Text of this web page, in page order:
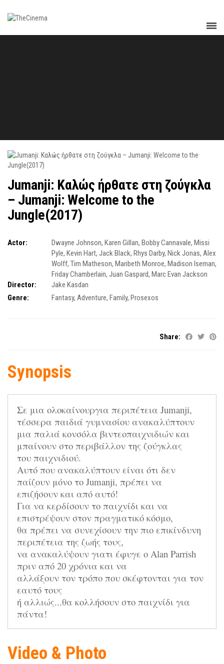
Jumanji: Καλώς ήρθατε στη ζούγκλα
– Jumanji: Welcome to the
Jungle(2017)
Actor: Dwayne Johnson, Karen Gillan, Bobby Cannavale, Missi
Pyle, Kevin Hart, Jack Black, Rhys Darby, Nick Jonas, Alex
Wolff, Tim Matheson, Maribeth Monroe, Madison Iseman,
Friday Chamberlain, Juan Gaspard, Marc Evan Jackson
Director:
Jake Kasdan
Genre:
Fantasy, Adventure, Family, Prosexos
Share:
Synopsis
Σε μια ολοκαίνουργια περιπέτεια Jumanji,
τέσσερα παιδιά γυμνασίου ανακαλύπτουν
μια παλιά κονσόλα βιντεοπαιχνιδιών και
μπαίνουν στο περιβάλλον της ζούγκλας
του παιχνιδιού.
Αυτό που ανακαλύπτουν είναι ότι δεν
παίζουν μόνο το Jumanji, πρέπει να
επιζήσουν και από αυτό!
Για να κερδίσουν το παιχνίδι και να
επιστρέψουν στον πραγματικό κόσμο,
θα πρέπει να συνεχίσουν την πιο επικίνδυνη
περιπέτεια της ζωής τους,
να ανακαλύψουν γιατι έφυγε ο Alan Parrish
πριν από 20 χρόνια και να
αλλάξουν τον τρόπο που σκέφτονται για τον
εαυτό τους
ή αλλιώς...θα κολλήσουν στο παιχνίδι για
πάντα!
Video & Photo